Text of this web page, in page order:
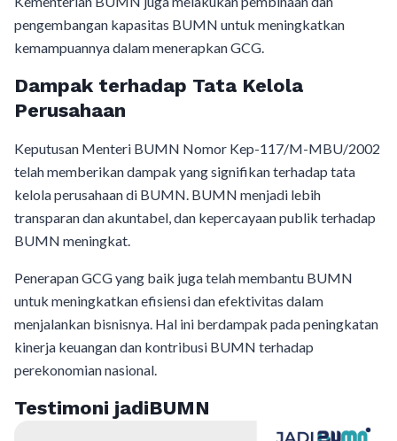
pengembangan kapasitas BUMN untuk meningkatkan
kemampuannya dalam menerapkan GCG.
Dampak terhadap Tata Kelola
Perusahaan
Keputusan Menteri BUMN Nomor Kep-117/M-MBU/2002
telah memberikan dampak yang signifikan terhadap tata
kelola perusahaan di BUMN. BUMN menjadi lebih
transparan dan akuntabel, dan kepercayaan publik terhadap
BUMN meningkat.
Penerapan GCG yang baik juga telah membantu BUMN
untuk meningkatkan efisiensi dan efektivitas dalam
menjalankan bisnisnya. Hal ini berdampak pada peningkatan
kinerja keuangan dan kontribusi BUMN terhadap
perekonomian nasional.
Testimoni jadiBUMN